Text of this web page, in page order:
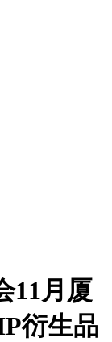
11月厦
衍生品